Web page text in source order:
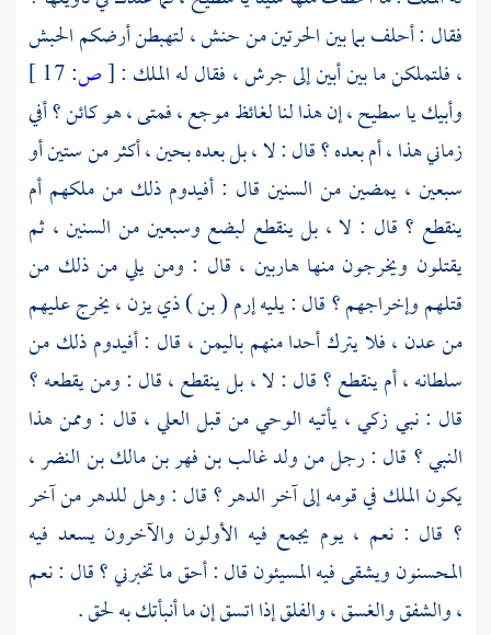
فقال : أحلف بما بين الحرتين من حنش ، لتهبطن أرضكمالحبش
، فلتملكن ما بينأبينإلىجرش، فقال له الملك :[ص:
وأبيك ياسطيح، إن هذا لنا لغائظ موجع ، فمتى ، هو كائن ؟ أفي
زماني هذا ، أم بعده ؟ قال : لا ، بل بعده بحين ، أكثر من ستين أو
سبعين ، يمضين من السنين قال : أفيدوم ذلك من ملكهم أم
ينقطع ؟ قال : لا ، بل ينقطع لبضع وسبعين من السنين ، ثم
يقتلون ويخرجون منها هاربين ، قال : ومن يلي من ذلك من
قتلهم وإخراجهم ؟ قال : يليهإرم ( بن ) ذي يزن، يخرج عليهم
من عدن ، فلا يترك أحدا منهمباليمن، قال : أفيدوم ذلك من
سلطانه ، أم ينقطع ؟ قال : لا ، بل ينقطع ، قال : ومن يقطعه ؟
قال : نبي زكي ، يأتيه الوحي من قبل العلي ، قال : وممن هذا
النبي ؟ قال : رجل من ولدغالب بن فهر بن مالك بن النضر،
يكون الملك في قومه إلى آخر الدهر ؟ قال : وهل للدهر من آخر
؟ قال : نعم ، يوم يجمع فيه الأولون والآخرون يسعد فيه
المحسنون ويشقى فيه المسيئون قال : أحق ما تخبرني ؟ قال : نعم
، والشفق والغسق ، والفلق إذا اتسق إن ما أنبأتك به لحق .